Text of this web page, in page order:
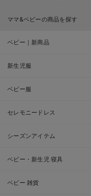
ママ&ベビーの商品を探す
ベビー｜新商品
新生児服
ベビー服
セレモニードレス
シーズンアイテム
ベビー・新生児 寝具
ベビー 雑貨